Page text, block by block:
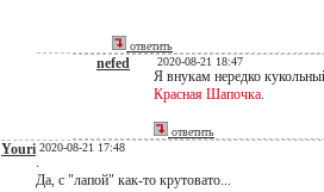
ответить
nefed 2020-08-21 18:47
Я внукам нередко
Красная Шапочка.
ответить
Youri 2020-08-21 17:48
.
Да, с "лапой" как-то крутовато...